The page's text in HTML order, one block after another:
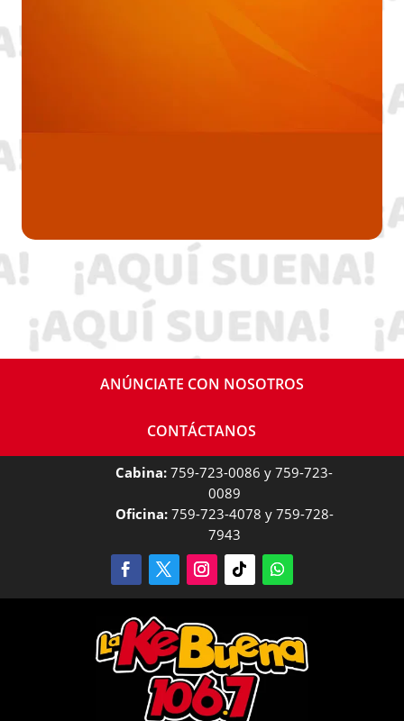
ANÚNCIATE CON NOSOTROS
CONTÁCTANOS
Cabina: 759-723-0086 y 759-723-
0089
Oficina:759-723-4078 y 759-728-
7943